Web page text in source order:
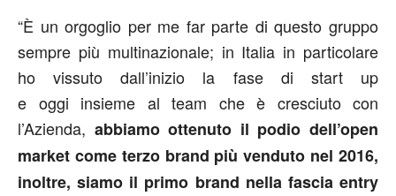
“È un orgoglio per me far parte di questo gruppo
sempre più multinazionale; in Italia in particolare
ho vissuto dall’inizio la fase di start up
e oggi insieme al team che è cresciuto con
l’Azienda, abbiamo ottenuto il podio dell’open
market come terzo brand più venduto nel 2016,
inoltre, siamo il primo brand nella fascia entry